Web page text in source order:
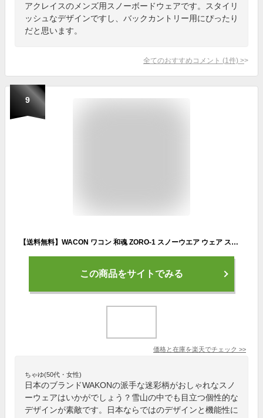
アクレイスのメンズ用スノーボードウェアです。スタイリ
ッシュなデザインですし、バックカントリー用にぴったり
だと思います。
全てのおすすめコメント (1 件) >
9
【送料無料】WACON ワコン 和魂 ZORO-1 スノーウエア ウェア スノーボードウェア L 派手 ジャケット アウター スノーボード スノボー SNOWBOARD 正規品 メンズ レディース ユニセックス
この商品をサイトでみる
価格と在庫を楽天でチェック >>
ちゃゆ(50代・女性)
日本のブランドWAKONの派手な迷彩柄がおしゃれなスノ
ーウェアはいかがでしょう？雪山の中でも目立つ個性的な
デザインが素敵です。日本ならではのデザインと機能性に